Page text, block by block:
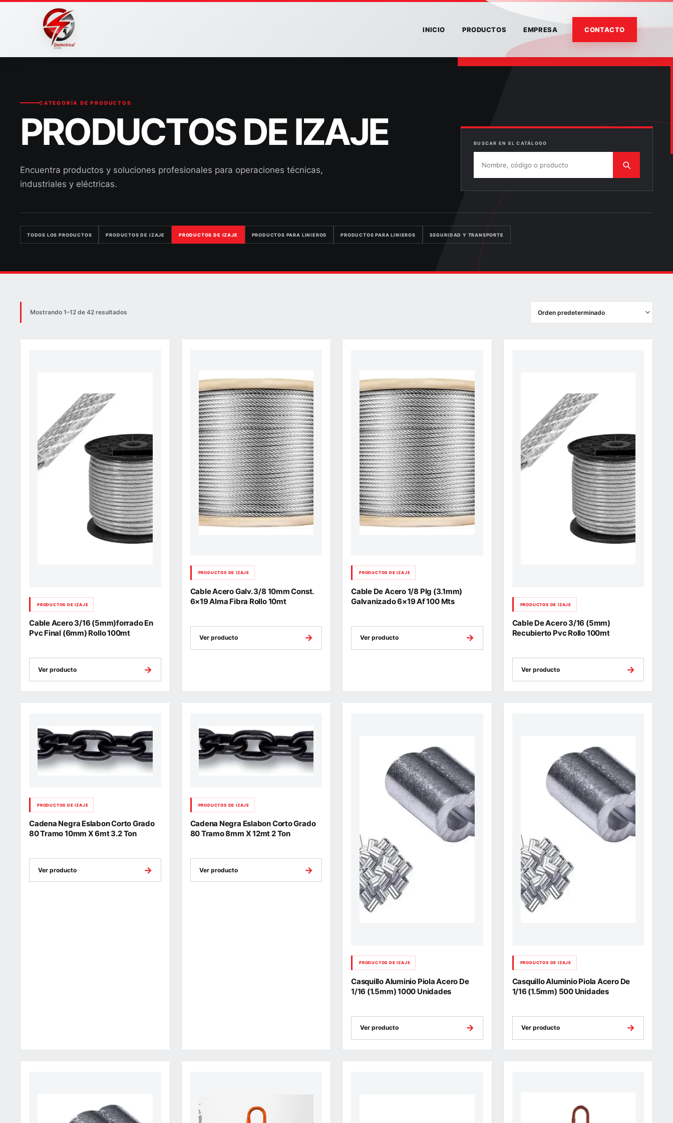
Ir
INICIO PRODUCTOS EMPRESA CONTACTO
CATEGORÍA DE PRODUCTOS
PRODUCTOS DE IZAJE
Encuentra productos y soluciones profesionales para operaciones técnicas,
industriales y eléctricas.
BUSCAR EN EL CATÁLOGO
TODOS LOS PRODUCTOS PRODUCTOS DE IZAJE PRODUCTOS DE IZAJE PRODUCTOS PARA LINIEROS PRODUCTOS PARA LINIEROS SEGURIDAD Y TRANSPORTE
Mostrando 1–12 de 42 resultados
PRODUCTOS DE IZAJE
Cable Acero 3/16 (5mm)forrado En
Pvc Final (6mm) Rollo 100mt
Ver producto →
PRODUCTOS DE IZAJE
Cable Acero Galv. 3/8 10mm Const.
6×19 Alma Fibra Rollo 10mt
Ver producto →
PRODUCTOS DE IZAJE
Cable De Acero 1/8 Plg (3.1mm)
Galvanizado 6×19 Af 100 Mts
Ver producto →
PRODUCTOS DE IZAJE
Cable De Acero 3/16 (5mm)
Recubierto Pvc Rollo 100mt
Ver producto →
PRODUCTOS DE IZAJE
Cadena Negra Eslabon Corto Grado
80 Tramo 10mm X 6mt 3.2 Ton
Ver producto →
PRODUCTOS DE IZAJE
Cadena Negra Eslabon Corto Grado
80 Tramo 8mm X 12mt 2 Ton
Ver producto →
PRODUCTOS DE IZAJE
Casquillo Aluminio Piola Acero De
1/16 (1.5mm) 1000 Unidades
Ver producto →
PRODUCTOS DE IZAJE
Casquillo Aluminio Piola Acero De
1/16 (1.5mm) 500 Unidades
Ver producto →